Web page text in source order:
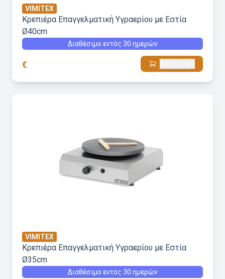
VIMITEX
Κρεπιέρα Επαγγελματική Υγραερίου με Εστία
Ø40cm
Διαθέσιμο εντός 30 ημερών
€
VIMITEX
Κρεπιέρα Επαγγελματική Υγραερίου με Εστία
Ø35cm
Διαθέσιμο εντός 30 ημερών